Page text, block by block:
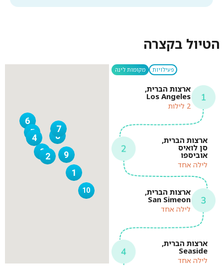
הטיול בקצרה
פעילויות מקומות לינה
ארצות הברית,
Los Angeles
2 לילות
ארצות הברית,
סן לואיס
אוביספו
לילה אחד
ארצות הברית,
San Simeon
לילה אחד
ארצות הברית,
Seaside
לילה אחד
10
9
8
7
6
54
32
1